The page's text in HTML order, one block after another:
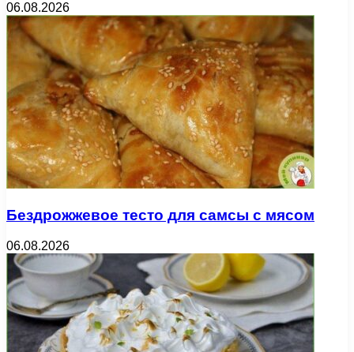
06.08.2026
Бездрожжевое тесто для самсы с мясом
06.08.2026